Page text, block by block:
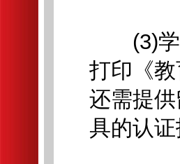
(3)学
打印《
还需提
具的认